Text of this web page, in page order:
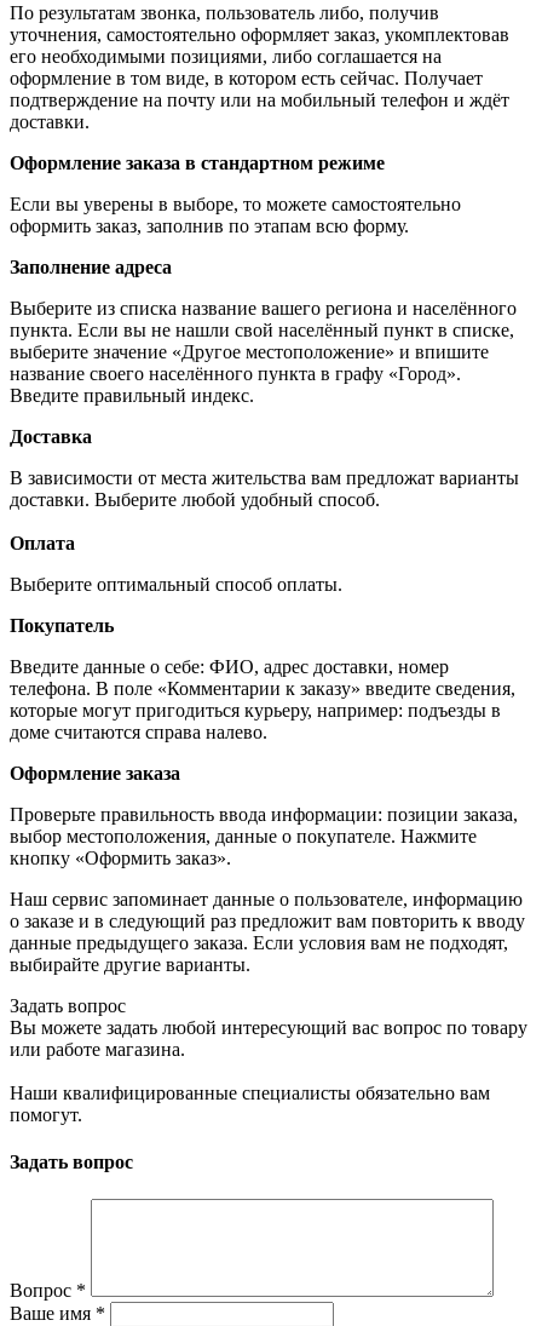
По результатам звонка, пользователь либо, получив
уточнения, самостоятельно оформляет заказ, укомплектовав
его необходимыми позициями, либо соглашается на
оформление в том виде, в котором есть сейчас. Получает
подтверждение на почту или на мобильный телефон и ждёт
доставки.
Оформление заказа в стандартном режиме
Если вы уверены в выборе, то можете самостоятельно
оформить заказ, заполнив по этапам всю форму.
Заполнение адреса
Выберите из списка название вашего региона и населённого
пункта. Если вы не нашли свой населённый пункт в списке,
выберите значение «Другое местоположение» и впишите
название своего населённого пункта в графу «Город».
Введите правильный индекс.
Доставка
В зависимости от места жительства вам предложат варианты
доставки. Выберите любой удобный способ.
Оплата
Выберите оптимальный способ оплаты.
Покупатель
Введите данные о себе: ФИО, адрес доставки, номер
телефона. В поле «Комментарии к заказу» введите сведения,
которые могут пригодиться курьеру, например: подъезды в
доме считаются справа налево.
Оформление заказа
Проверьте правильность ввода информации: позиции заказа,
выбор местоположения, данные о покупателе. Нажмите
кнопку «Оформить заказ».
Наш сервис запоминает данные о пользователе, информацию
о заказе и в следующий раз предложит вам повторить к вводу
данные предыдущего заказа. Если условия вам не подходят,
выбирайте другие варианты.
Задать вопрос
Вы можете задать любой интересующий вас вопрос по товару
или работе магазина.
Наши квалифицированные специалисты обязательно вам
помогут.
Задать вопрос
Вопрос *
Ваше имя *